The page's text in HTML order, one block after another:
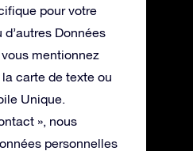
pour votre
Données
mentionnez
carte de texte ou
Unique.
», nous
personnelles